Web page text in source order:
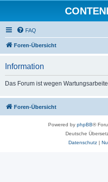
FAQ
Foren-Übersicht
Information
Das Forum ist wegen
Foren-Übersicht
Powered by phpBB®
Deutsche
Datenschutz|